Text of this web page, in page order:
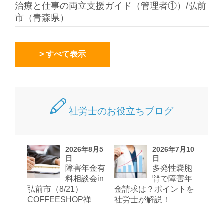
治療と仕事の両立支援ガイド（管理者①）/弘前
市（青森県）
> すべて表示
社労士のお役立ちブログ
2026年8月5
日
障害年金有
料相談会in
弘前市（8/21）
COFFEESHOP禅
2026年7月10
日
多発性嚢胞
腎で障害年
金請求は？ポイントを
社労士が解説！